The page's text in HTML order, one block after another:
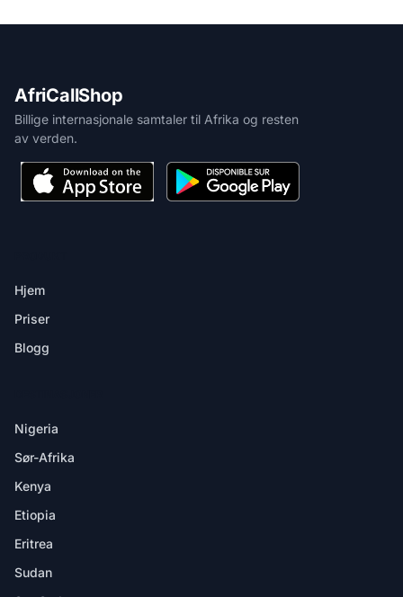
AfriCallShop
Billige internasjonale samtaler til Afrika og resten
av verden.
Hjem
Priser
Blogg
Nigeria
Sør-Afrika
Kenya
Etiopia
Eritrea
Sudan